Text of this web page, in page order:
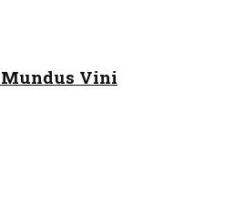
Mundus Vini